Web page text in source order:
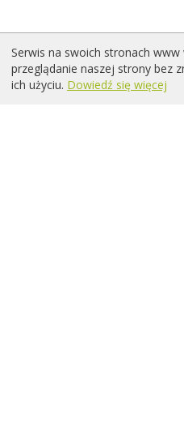
Serwis na swoich stronach
przeglądanie naszej strony bez
ich użyciu. Dowiedź się więcej